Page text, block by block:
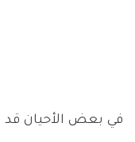
في بعض الأحيان